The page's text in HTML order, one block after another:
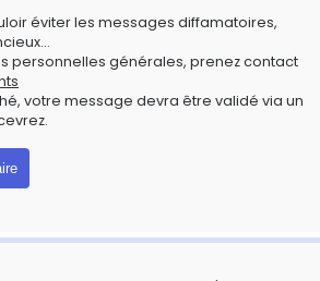
éviter les messages diffamatoires,
personnelles générales, prenez contact
votre message devra être validé via un